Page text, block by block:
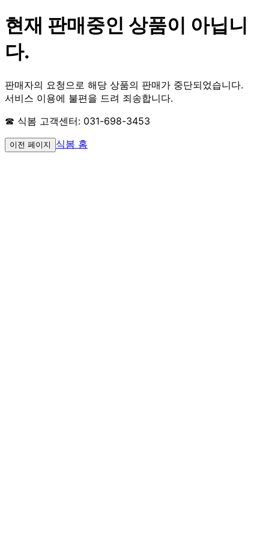
현재 판매중인 상품이 아닙니
다.
판매자의 요청으로 해당 상품의 판매가 중단되었습니다.
서비스 이용에 불편을 드려 죄송합니다.
☎ 식봄 고객센터: 031-698-3453
이전 페이지 식봄 홈